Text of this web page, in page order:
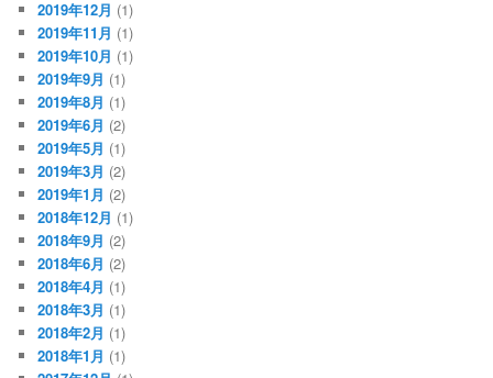
2019年12月 (1)
2019年11月 (1)
2019年10月 (1)
2019年9月 (1)
2019年8月 (1)
2019年6月 (2)
2019年5月 (1)
2019年3月 (2)
2019年1月 (2)
2018年12月 (1)
2018年9月 (2)
2018年6月 (2)
2018年4月 (1)
2018年3月 (1)
2018年2月 (1)
2018年1月 (1)